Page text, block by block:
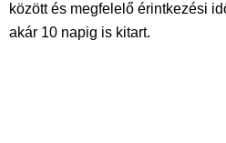
között és megfelelő érintkezési
akár 10 napig is kitart.